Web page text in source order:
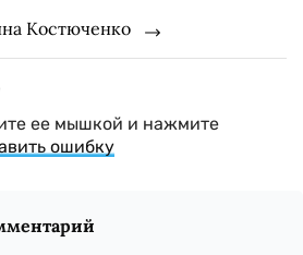
Костюченко
ее мышкой и нажмите
ошибку